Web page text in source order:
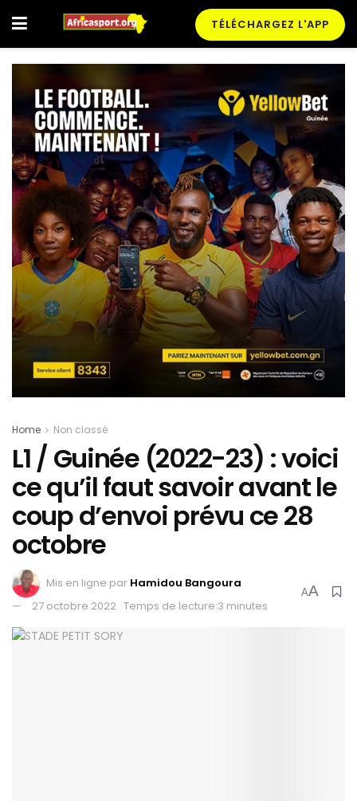
TÉLÉCHARGEZ L'APP
Home Non classé
L1 / Guinée (2022-23) : voici
ce qu’il faut savoir avant le
coup d’envoi prévu ce 28
octobre
Mis en ligne par Hamidou Bangoura
27 octobre 2022 Temps de lecture:3 minutes
AA